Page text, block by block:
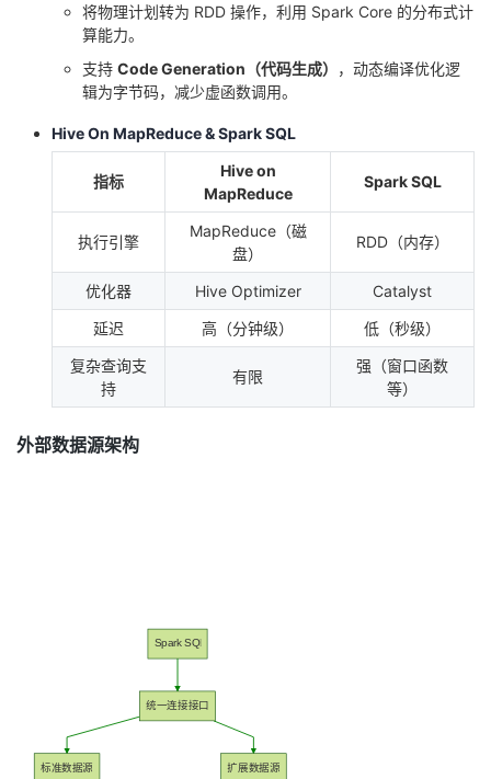
将物理计划转为 RDD 操作，利用 Spark Core 的分布式计
算能力。
支持 Code Generation（代码生成）
，动态编译优化逻
辑为字节码，减少虚函数调用。
Hive On MapReduce & Spark SQL
指标
Hive on
MapReduce
Spark SQL
执行引擎
MapReduce（磁
盘）
RDD（内存）
优化器 Hive Optimizer
Catalyst
延迟
高（分钟级）
低（秒级）
复杂查询支
持
有限
强（窗口函数
等）
外部数据源架构
Spark SQL
统一连接接口
标准数据源 扩展数据源